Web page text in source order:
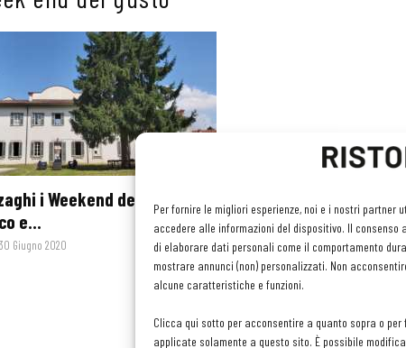
Per fornire le migliori esperienze, noi e i nostri partner
accedere alle informazioni del dispositivo. Il
di elaborare dati personali come il comportamento
mostrare annunci (non) personalizzati. Non
alcune caratteristiche e funzioni.
Clicca qui sotto per acconsentire a quanto sopra o
applicate solamente a questo sito. È possibile
i Weekend del Gusto con
e...
30 Giugno 2020